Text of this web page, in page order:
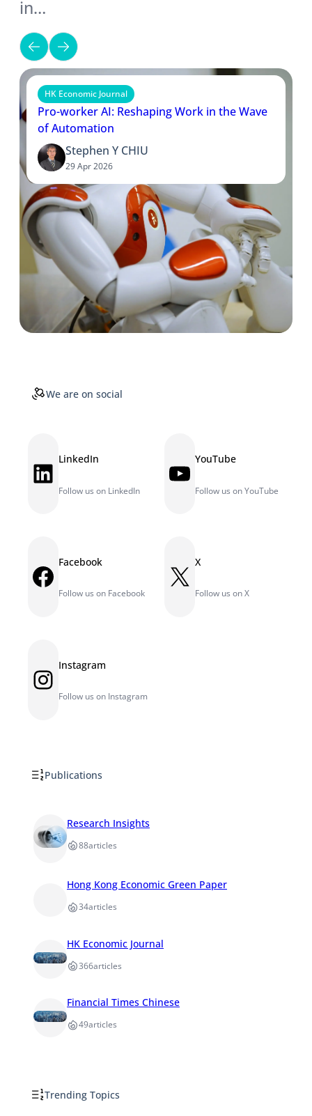
in…
HK Economic Journal
Pro-worker AI: Reshaping Work in the Wave
of Automation
Stephen Y CHIU
29 Apr 2026
We are on social
LinkedIn LinkedIn
Follow us on LinkedIn
YouTube YouTube
Follow us on YouTube
Facebook Facebook
Follow us on Facebook
X X
Follow us on X
Instagram Instagram
Follow us on Instagram
Publications
Research Insights
88articles
Hong Kong Economic Green Paper
34articles
HK Economic Journal
366articles
Financial Times Chinese
49articles
Trending Topics